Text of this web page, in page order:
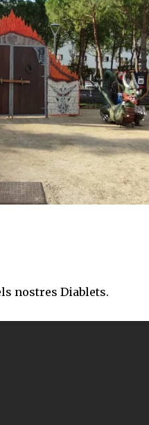
nostres Diablets.